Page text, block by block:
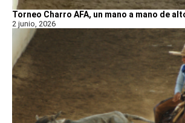
Torneo Charro AFA, un mano a mano de
2 junio, 2026